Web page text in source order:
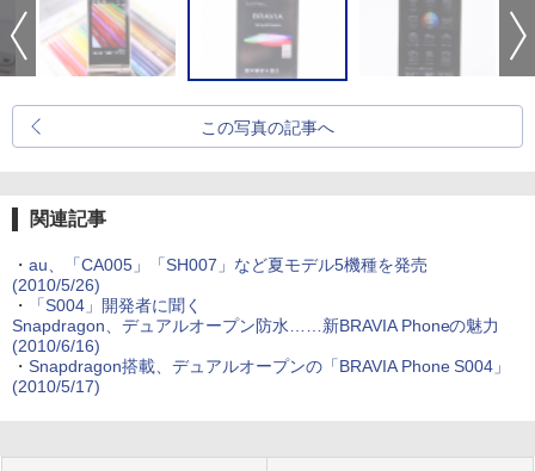
この写真の記事へ
関連記事
・ au、「CA005」「SH007」など夏モデル5機種を発売
(2010/5/26)
・
「S004」開発者に聞く
Snapdragon、デュアルオープン防水……新BRAVIA Phoneの魅力
(2010/6/16)
・ Snapdragon搭載、デュアルオープンの「BRAVIA Phone S004」
(2010/5/17)